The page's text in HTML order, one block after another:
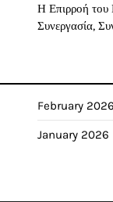
Η Επιρροή του
Συνεργασία,
February 2026
January 2026